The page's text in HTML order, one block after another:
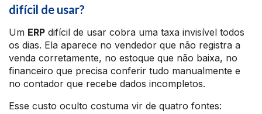
difícil de usar?
Um ERP difícil de usar cobra uma taxa invisível todos
os dias. Ela aparece no vendedor que não registra a
venda corretamente, no estoque que não baixa, no
financeiro que precisa conferir tudo manualmente e
no contador que recebe dados incompletos.
Esse custo oculto costuma vir de quatro fontes: